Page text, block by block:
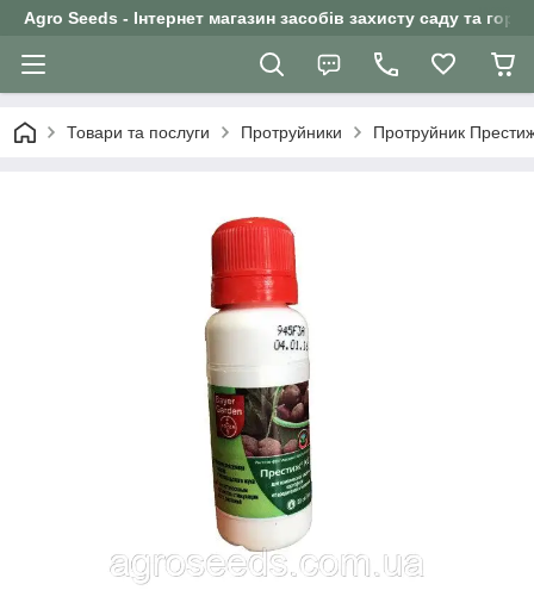
Agro Seeds - Інтернет магазин засобів захисту саду та
Товари та послуги Протруйники Протруйник